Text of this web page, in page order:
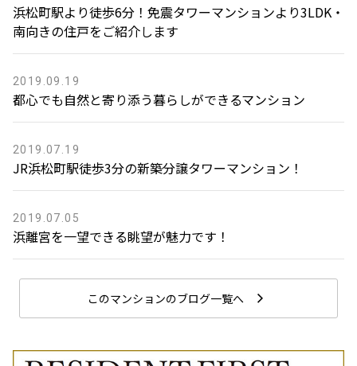
浜松町駅より徒歩6分！免震タワーマンションより3LDK・
南向きの住戸をご紹介します
2019.09.19
都心でも自然と寄り添う暮らしができるマンション
2019.07.19
JR浜松町駅徒歩3分の新築分譲タワーマンション！
2019.07.05
浜離宮を一望できる眺望が魅力です！
このマンションのブログ一覧へ